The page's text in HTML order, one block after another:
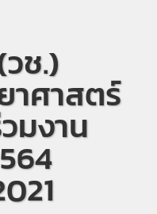
ช.)
าศาสตร์
มงาน